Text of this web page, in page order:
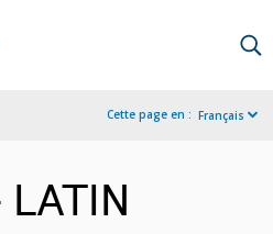
Cette page en : Français